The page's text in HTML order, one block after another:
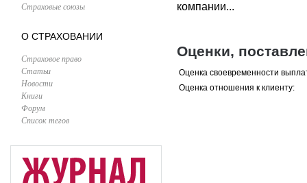
Страховые союзы
О СТРАХОВАНИИ
Страховое право
Статьи
Новости
Книги
Форум
Список тегов
компании...
Оценки,
Оценка своевременности
Оценка отношения к клиенту: